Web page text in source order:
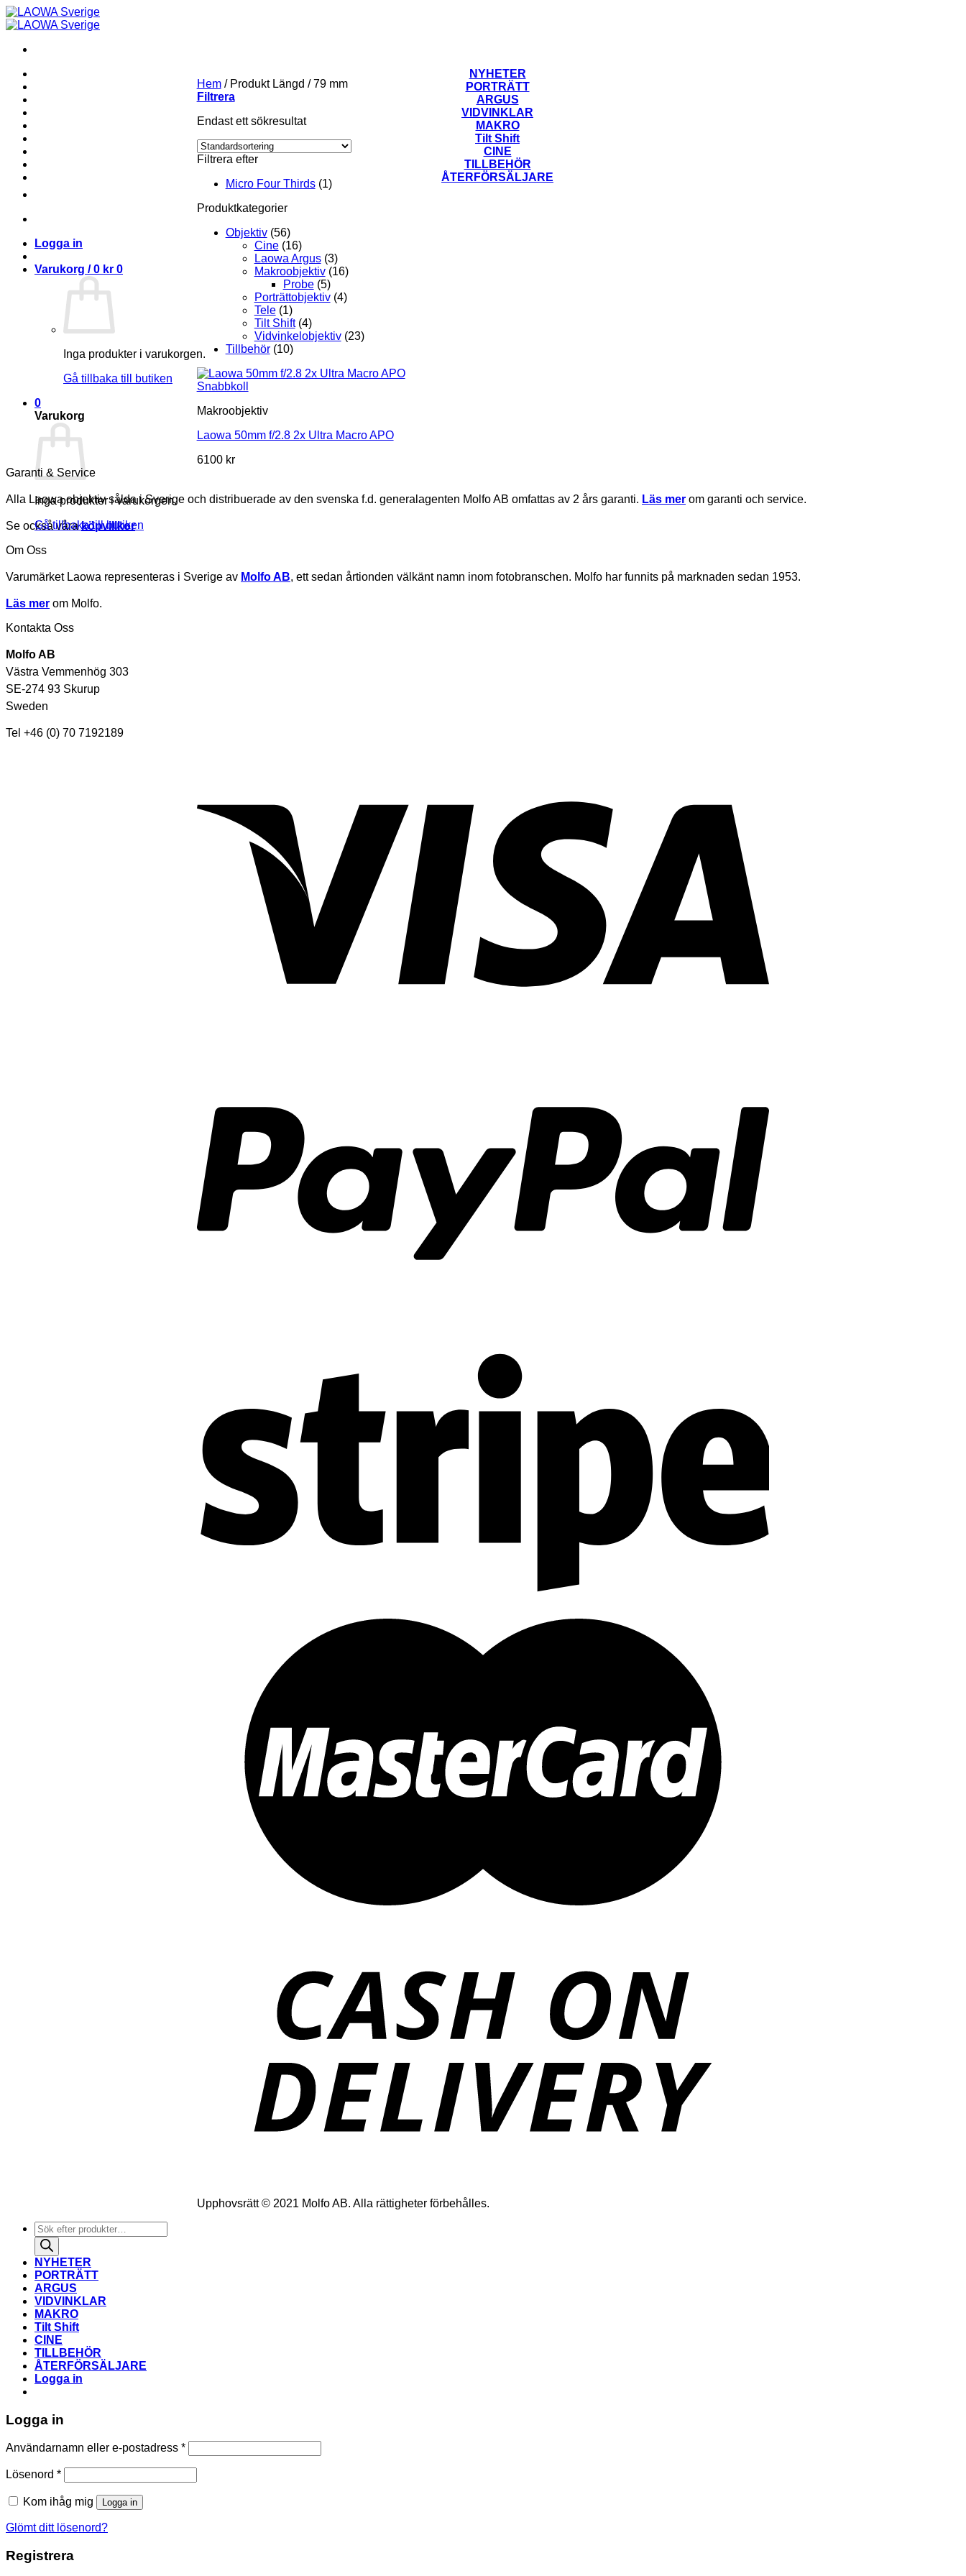
Skip
to
NYHETER
PORTRÄTT
ARGUS
VIDVINKLAR
MAKRO
Tilt Shift
CINE
TILLBEHÖR
ÅTERFÖRSÄLJARE
Logga in
Varukorg /0 kr 0
Inga produkter i varukorgen.
Gå tillbaka till butiken
0
Varukorg
Inga produkter i varukorgen.
Gå tillbaka till butiken
Hem /Produkt Längd /79 mm
Filtrera
Endast ett sökresultat
Filtrera efter
Micro Four Thirds (1)
Produktkategorier
Objektiv (56)
Cine (16)
Laowa Argus (3)
Makroobjektiv (16)
Probe (5)
Porträttobjektiv (4)
Tele (1)
Tilt Shift (4)
Vidvinkelobjektiv (23)
Tillbehör (10)
Snabbkoll
Makroobjektiv
Laowa 50mm f/2.8 2x Ultra Macro APO
6100 kr
Garanti & Service
Alla Laowa objektiv sålda i Sverige och distribuerade av den svenska f.d. generalagenten Molfo AB omfattas av 2 års garanti. Läs mer om garanti och service.
Se också våraköpvillkor
Om Oss
Varumärket Laowa representeras i Sverige av Molfo AB, ett sedan årtionden välkänt namn inom fotobranschen. Molfo har funnits på marknaden sedan 1953.
Läs mer om Molfo.
Kontakta Oss
Molfo AB
Västra Vemmenhög 303
SE-274 93 Skurup
Sweden
Tel +46 (0) 70 7192189
Upphovsrätt © 2021 Molfo AB. Alla rättigheter förbehålles.
Produktsökning
NYHETER
PORTRÄTT
ARGUS
VIDVINKLAR
MAKRO
Tilt Shift
CINE
TILLBEHÖR
ÅTERFÖRSÄLJARE
Logga in
Logga in
Användarnamn eller e-postadress *Obligatoriskt
Lösenord *Obligatoriskt
Kom ihåg mig Logga in
Glömt ditt lösenord?
Registrera